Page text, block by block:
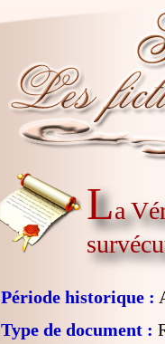
La
Période historique :
Type de document :